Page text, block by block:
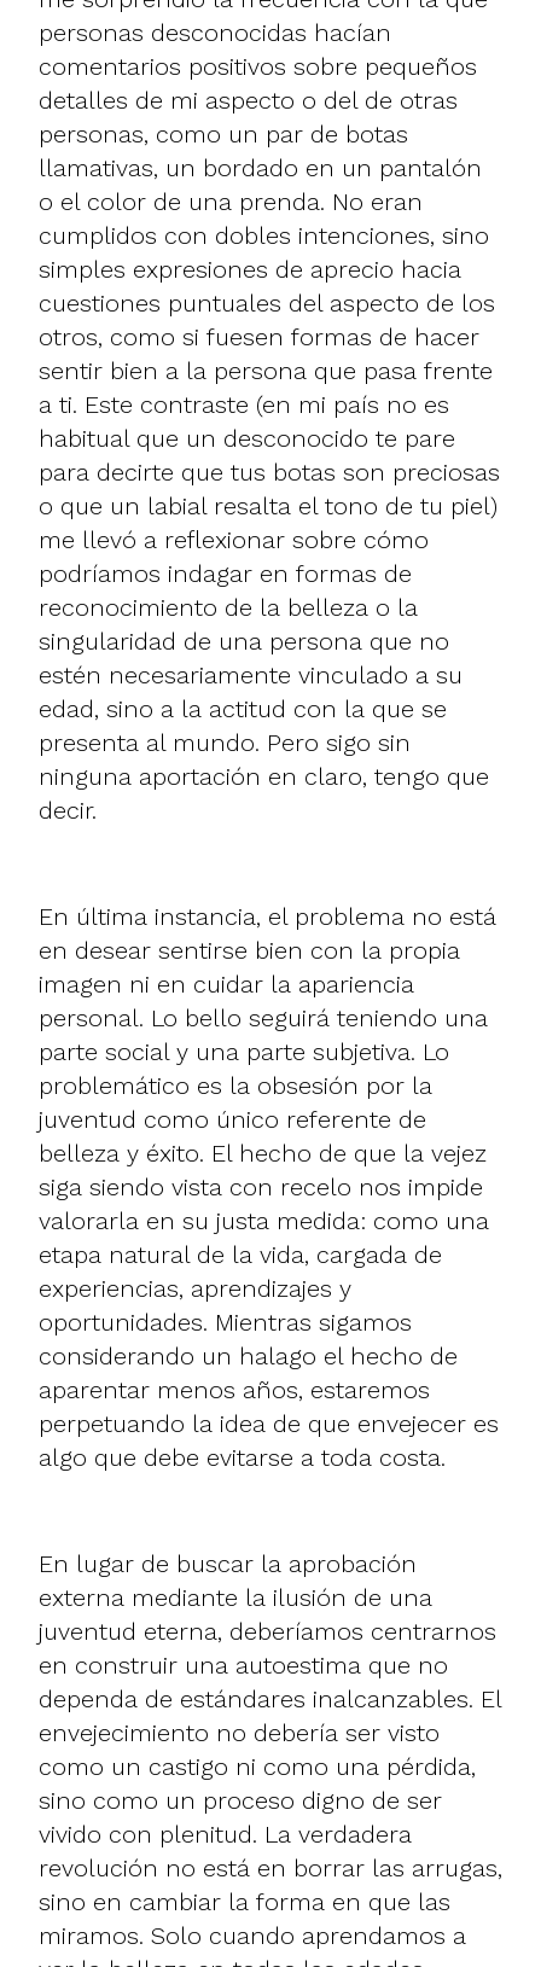
personas desconocidas hacían
comentarios positivos sobre pequeños
detalles de mi aspecto o del de otras
personas, como un par de botas
llamativas, un bordado en un pantalón
o el color de una prenda. No eran
cumplidos con dobles intenciones, sino
simples expresiones de aprecio hacia
cuestiones puntuales del aspecto de los
otros, como si fuesen formas de hacer
sentir bien a la persona que pasa frente
a ti. Este contraste (en mi país no es
habitual que un desconocido te pare
para decirte que tus botas son preciosas
o que un labial resalta el tono de tu piel)
me llevó a reflexionar sobre cómo
podríamos indagar en formas de
reconocimiento de la belleza o la
singularidad de una persona que no
estén necesariamente vinculado a su
edad, sino a la actitud con la que se
presenta al mundo. Pero sigo sin
ninguna aportación en claro, tengo que
decir.
En última instancia, el problema no está
en desear sentirse bien con la propia
imagen ni en cuidar la apariencia
personal. Lo bello seguirá teniendo una
parte social y una parte subjetiva. Lo
problemático es la obsesión por la
juventud como único referente de
belleza y éxito. El hecho de que la vejez
siga siendo vista con recelo nos impide
valorarla en su justa medida: como una
etapa natural de la vida, cargada de
experiencias, aprendizajes y
oportunidades. Mientras sigamos
considerando un halago el hecho de
aparentar menos años, estaremos
perpetuando la idea de que envejecer es
algo que debe evitarse a toda costa.
En lugar de buscar la aprobación
externa mediante la ilusión de una
juventud eterna, deberíamos centrarnos
en construir una autoestima que no
dependa de estándares inalcanzables. El
envejecimiento no debería ser visto
como un castigo ni como una pérdida,
sino como un proceso digno de ser
vivido con plenitud. La verdadera
revolución no está en borrar las arrugas,
sino en cambiar la forma en que las
miramos. Solo cuando aprendamos a